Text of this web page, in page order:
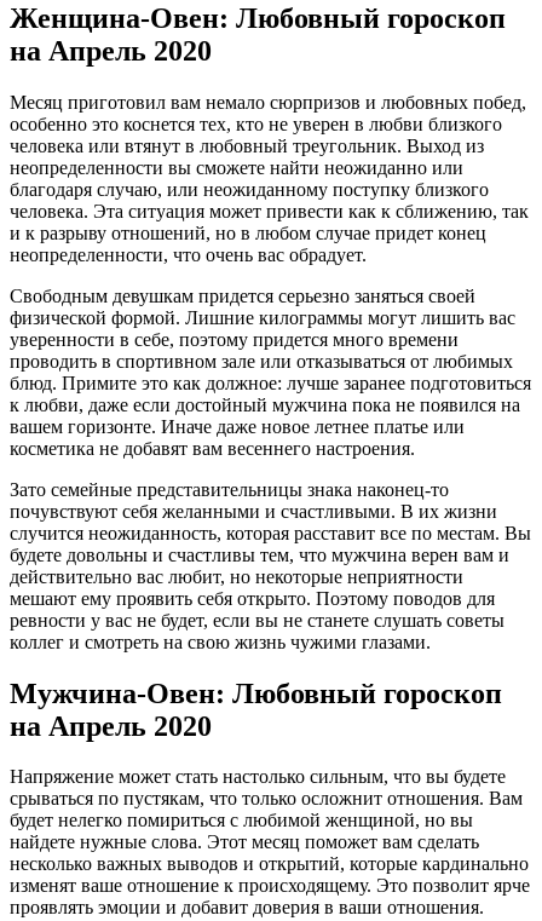
Женщина-Овен: Любовный гороскоп
на Апрель 2020
Месяц приготовил вам немало сюрпризов и любовных побед,
особенно это коснется тех, кто не уверен в любви близкого
человека или втянут в любовный треугольник. Выход из
неопределенности вы сможете найти неожиданно или
благодаря случаю, или неожиданному поступку близкого
человека. Эта ситуация может привести как к сближению, так
и к разрыву отношений, но в любом случае придет конец
неопределенности, что очень вас обрадует.
Свободным девушкам придется серьезно заняться своей
физической формой. Лишние килограммы могут лишить вас
уверенности в себе, поэтому придется много времени
проводить в спортивном зале или отказываться от любимых
блюд. Примите это как должное: лучше заранее подготовиться
к любви, даже если достойный мужчина пока не появился на
вашем горизонте. Иначе даже новое летнее платье или
косметика не добавят вам весеннего настроения.
Зато семейные представительницы знака наконец-то
почувствуют себя желанными и счастливыми. В их жизни
случится неожиданность, которая расставит все по местам. Вы
будете довольны и счастливы тем, что мужчина верен вам и
действительно вас любит, но некоторые неприятности
мешают ему проявить себя открыто. Поэтому поводов для
ревности у вас не будет, если вы не станете слушать советы
коллег и смотреть на свою жизнь чужими глазами.
Мужчина-Овен: Любовный гороскоп
на Апрель 2020
Напряжение может стать настолько сильным, что вы будете
срываться по пустякам, что только осложнит отношения. Вам
будет нелегко помириться с любимой женщиной, но вы
найдете нужные слова. Этот месяц поможет вам сделать
несколько важных выводов и открытий, которые кардинально
изменят ваше отношение к происходящему. Это позволит ярче
проявлять эмоции и добавит доверия в ваши отношения.